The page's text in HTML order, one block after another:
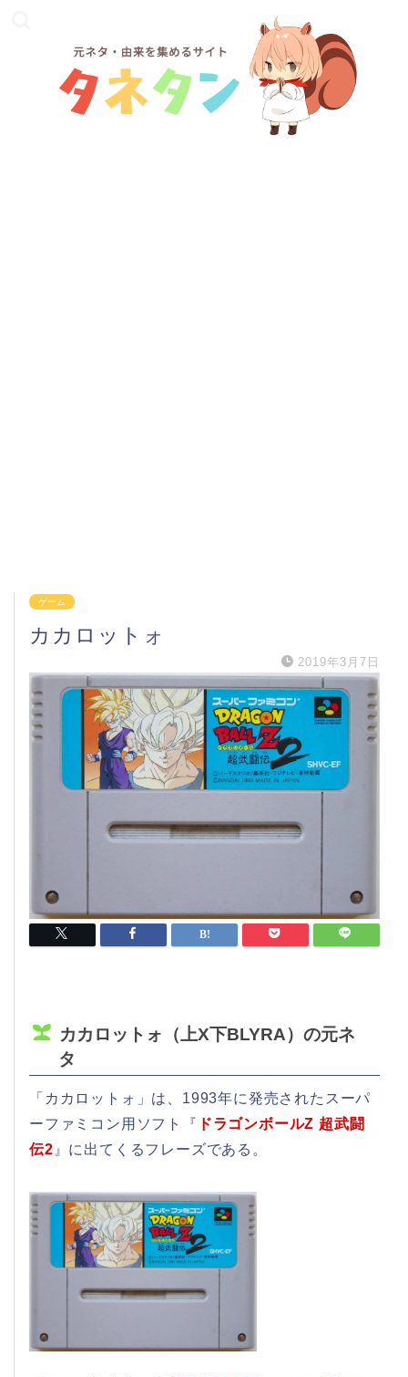
ゲーム
カカロットォ
2019年3月7日
カカロットォ（上X下BLYRA）の元ネ
タ
「カカロットォ」は、1993年に発売されたスーパ
ーファミコン用ソフト『 ドラゴンボールZ 超武闘
伝2 』に出てくるフレーズである。